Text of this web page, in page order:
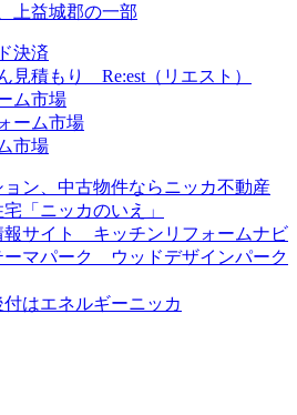
上益城郡の一部